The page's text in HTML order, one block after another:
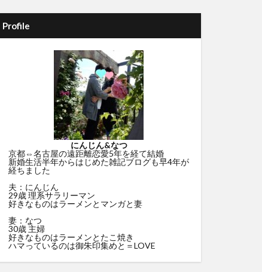
Profile
にんじん&なつ
京都⇔名古屋の遠距離恋愛5年を経て結婚
新婚生活半年からはじめた雑記ブログも早4年が
経ちました
夫：にんじん
29歳 理系サラリーマン
好きなものはラーメンとマンガと妻
妻：なつ
30歳 主婦
好きなものはラーメンとたこ焼き
ハマっているのは御朱印集めと＝LOVE